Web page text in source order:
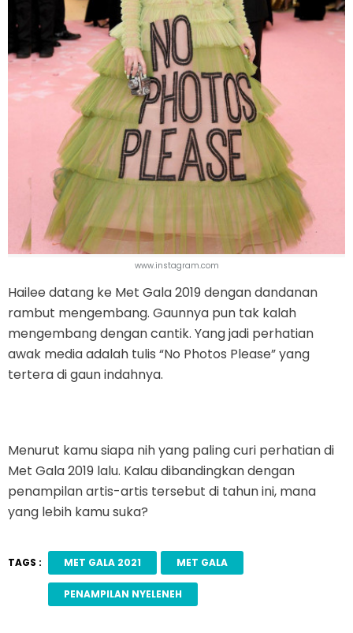
www.instagram.com
Hailee datang ke Met Gala 2019 dengan dandanan
rambut mengembang. Gaunnya pun tak kalah
mengembang dengan cantik. Yang jadi perhatian
awak media adalah tulis “No Photos Please” yang
tertera di gaun indahnya.
Menurut kamu siapa nih yang paling curi perhatian di
Met Gala 2019 lalu. Kalau dibandingkan dengan
penampilan artis-artis tersebut di tahun ini, mana
yang lebih kamu suka?
TAGS : MET GALA 2021 MET GALA
PENAMPILAN NYELENEH